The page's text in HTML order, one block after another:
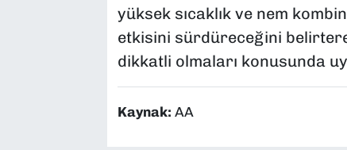
yüksek sıcaklık ve nem
etkisini sürdüreceğini
dikkatli olmaları konusunda
Kaynak: AA